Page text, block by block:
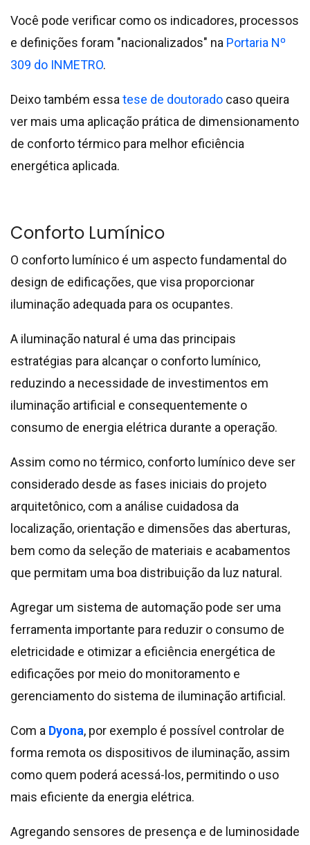
Você pode verificar como os indicadores, processos
e definições foram "nacionalizados" na Portaria Nº
309 do INMETRO.
Deixo também essa tese de doutorado caso queira
ver mais uma aplicação prática de dimensionamento
de conforto térmico para melhor eficiência
energética aplicada.
Conforto Lumínico
O conforto lumínico é um aspecto fundamental do
design de edificações, que visa proporcionar
iluminação adequada para os ocupantes.
A iluminação natural é uma das principais
estratégias para alcançar o conforto lumínico,
reduzindo a necessidade de investimentos em
iluminação artificial e consequentemente o
consumo de energia elétrica durante a operação.
Assim como no térmico, conforto lumínico deve ser
considerado desde as fases iniciais do projeto
arquitetônico, com a análise cuidadosa da
localização, orientação e dimensões das aberturas,
bem como da seleção de materiais e acabamentos
que permitam uma boa distribuição da luz natural.
Agregar um sistema de automação pode ser uma
ferramenta importante para reduzir o consumo de
eletricidade e otimizar a eficiência energética de
edificações por meio do monitoramento e
gerenciamento do sistema de iluminação artificial.
Com a Dyona, por exemplo é possível controlar de
forma remota os dispositivos de iluminação, assim
como quem poderá acessá-los, permitindo o uso
mais eficiente da energia elétrica.
Agregando sensores de presença e de luminosidade